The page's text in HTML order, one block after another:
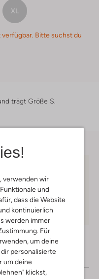
verwenden wir
und
dass die Website
kontinuierlich
werden immer
Für
um deine
personalisierte
um deine
klickst,
XL
Bitte suchst du
trägt Größe S.
Rückgaberecht